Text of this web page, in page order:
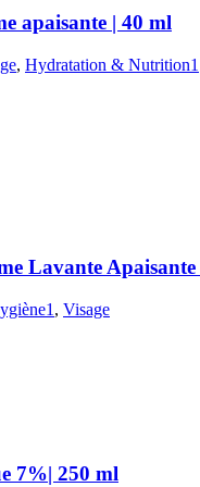
apaisante | 40 ml
, Hydratation & Nutrition1
Lavante
, Visage
7%| 250 ml